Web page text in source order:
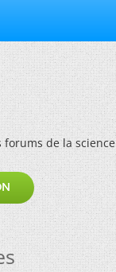
forums de la science